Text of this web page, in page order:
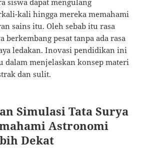
kali hingga mereka memahami
sains itu. Oleh sebab itu rasa
berkembang pesat tanpa ada rasa
ledakan. Inovasi pendidikan ini
dalam menjelaskan konsep materi
dan sulit.
Simulasi Tata Surya
Astronomi
Dekat